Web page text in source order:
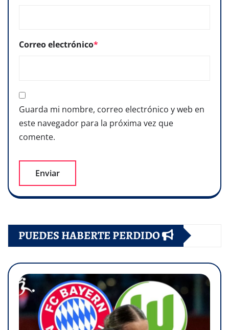
Correo electrónico*
Guarda mi nombre, correo electrónico y web en
este navegador para la próxima vez que
comente.
PUEDES HABERTE PERDIDO